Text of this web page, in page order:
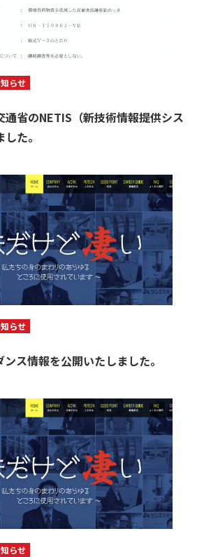
らせ
通省のNETIS（新技術情報提供シス
た。
らせ
ス情報を公開いたしました。
らせ